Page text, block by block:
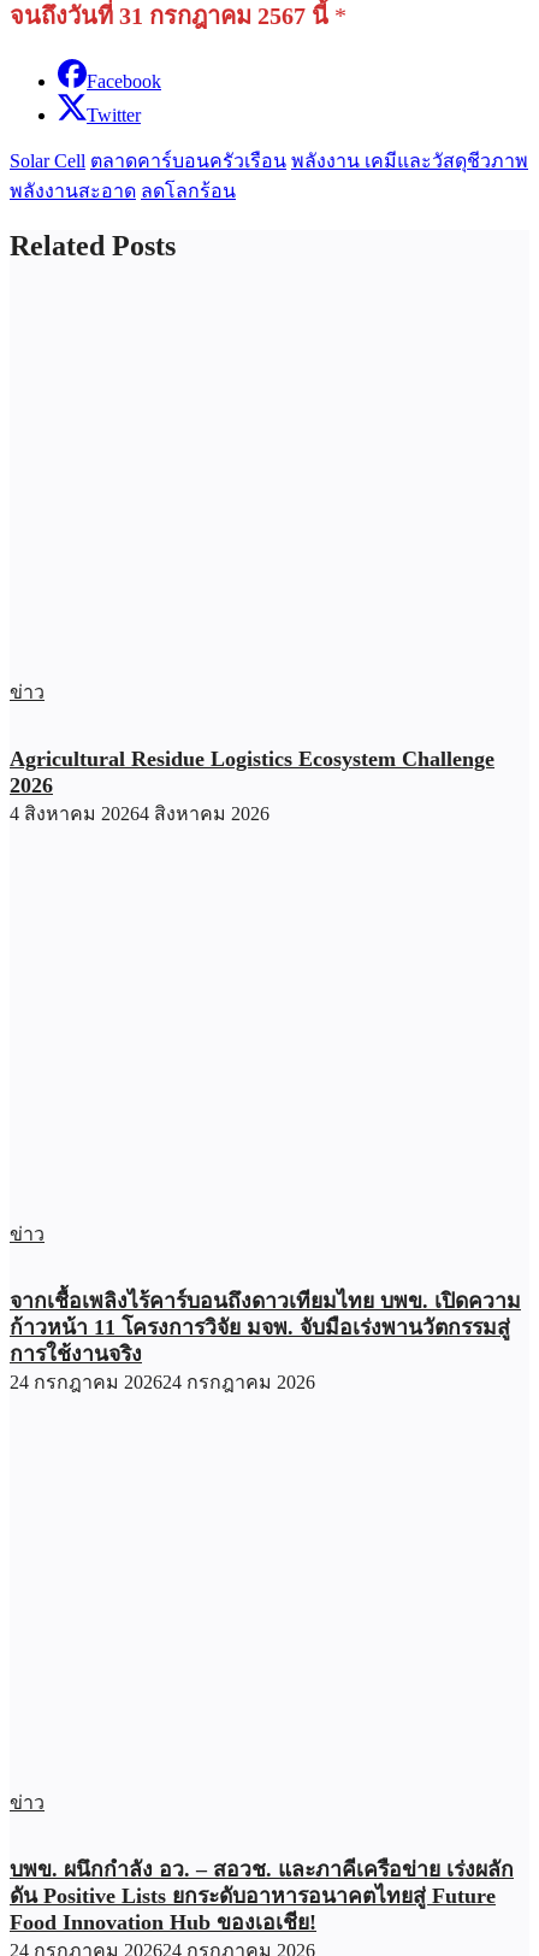
จนถึงวันที่ 31 กรกฎาคม 2567 นี้ *
Facebook
Twitter
Solar Cell ตลาดคาร์บอนครัวเรือน พลังงาน เคมีและวัสดุชีวภาพ
พลังงานสะอาด ลดโลกร้อน
Related Posts
ข่าว
Agricultural Residue Logistics Ecosystem Challenge
2026
4 สิงหาคม 20264 สิงหาคม 2026
ข่าว
จากเชื้อเพลิงไร้คาร์บอนถึงดาวเทียมไทย บพข. เปิดความ
ก้าวหน้า 11 โครงการวิจัย มจพ. จับมือเร่งพานวัตกรรมสู่
การใช้งานจริง
24 กรกฎาคม 202624 กรกฎาคม 2026
ข่าว
บพข. ผนึกกำลัง อว. – สอวช. และภาคีเครือข่าย เร่งผลัก
ดัน Positive Lists ยกระดับอาหารอนาคตไทยสู่ Future
Food Innovation Hub ของเอเชีย!
24 กรกฎาคม 202624 กรกฎาคม 2026